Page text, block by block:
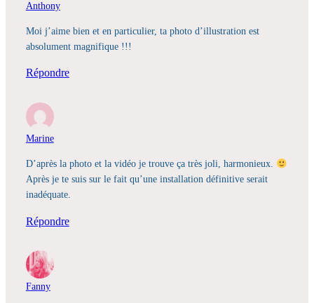
Anthony
Moi j’aime bien et en particulier, ta photo d’illustration est
absolument magnifique !!!
Répondre
Marine
D’après la photo et la vidéo je trouve ça très joli, harmonieux.
Après je te suis sur le fait qu’une installation définitive serait
inadéquate.
Répondre
Fanny